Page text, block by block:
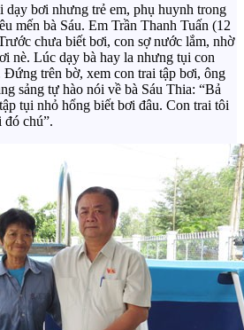
dạy bơi nhưng trẻ em, phụ huynh trong
mến bà Sáu. Em Trần Thanh Tuấn (12
chưa biết bơi, con sợ nước lắm, nhờ
nè. Lúc dạy bà hay la nhưng tụi con
Đứng trên bờ, xem con trai tập bơi, ông
sảng tự hào nói về bà Sáu Thia: “Bả
tụi nhỏ hổng biết bơi đâu. Con trai tôi
đó chú”.